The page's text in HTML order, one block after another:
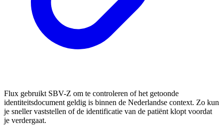
Flux gebruikt SBV-Z om te controleren of het getoonde
identiteitsdocument geldig is binnen de Nederlandse context. Zo kun
je sneller vaststellen of de identificatie van de patiënt klopt voordat
je verdergaat.